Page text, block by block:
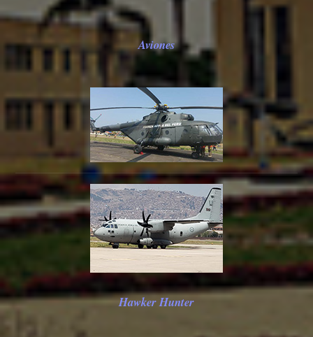
Aviones
Hawker Hunter